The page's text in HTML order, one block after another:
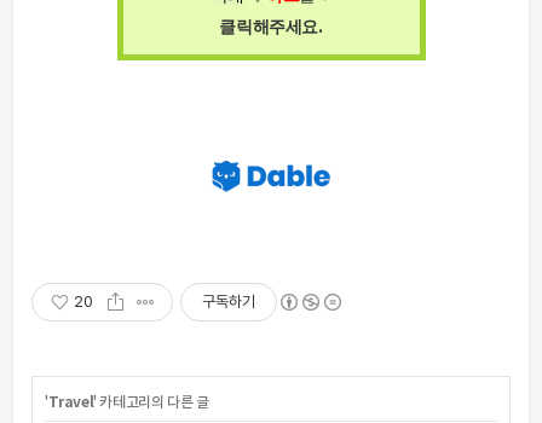
클릭해주세요.
20 구독하기
'Travel' 카테고리의 다른 글